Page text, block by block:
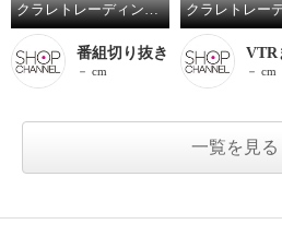
クラレトレーディング 窓際や間仕切りに 簡単設置で節電対策！ カットでサイズ調整も可！ 遮熱・防炎のれん エコクール同色２枚セット
番組切り抜き
－ cm
VTR
－ cm
一覧を見る